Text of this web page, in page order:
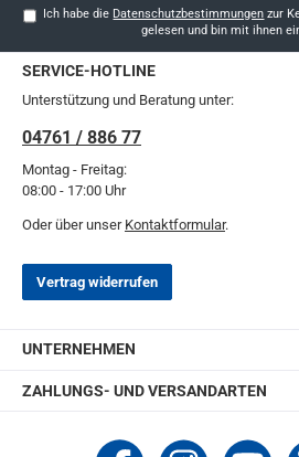
Ich habe die Datenschutzbestimmungen zur
gelesen und bin mit ihnen
SERVICE-HOTLINE
Unterstützung und Beratung unter:
04761 / 886 77
Montag - Freitag:
08:00 - 17:00 Uhr
Oder über unser Kontaktformular.
Vertrag widerrufen
UNTERNEHMEN
ZAHLUNGS- UND VERSANDARTEN